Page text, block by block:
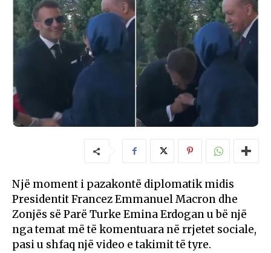
Një moment i pazakontë diplomatik midis
Presidentit Francez Emmanuel Macron dhe
Zonjës së Parë Turke Emina Erdogan u bë një
nga temat më të komentuara në rrjetet sociale,
pasi u shfaq një video e takimit të tyre.